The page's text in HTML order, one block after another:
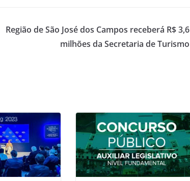
Região de São José dos Campos receberá R$ 3,6
milhões da Secretaria de Turismo